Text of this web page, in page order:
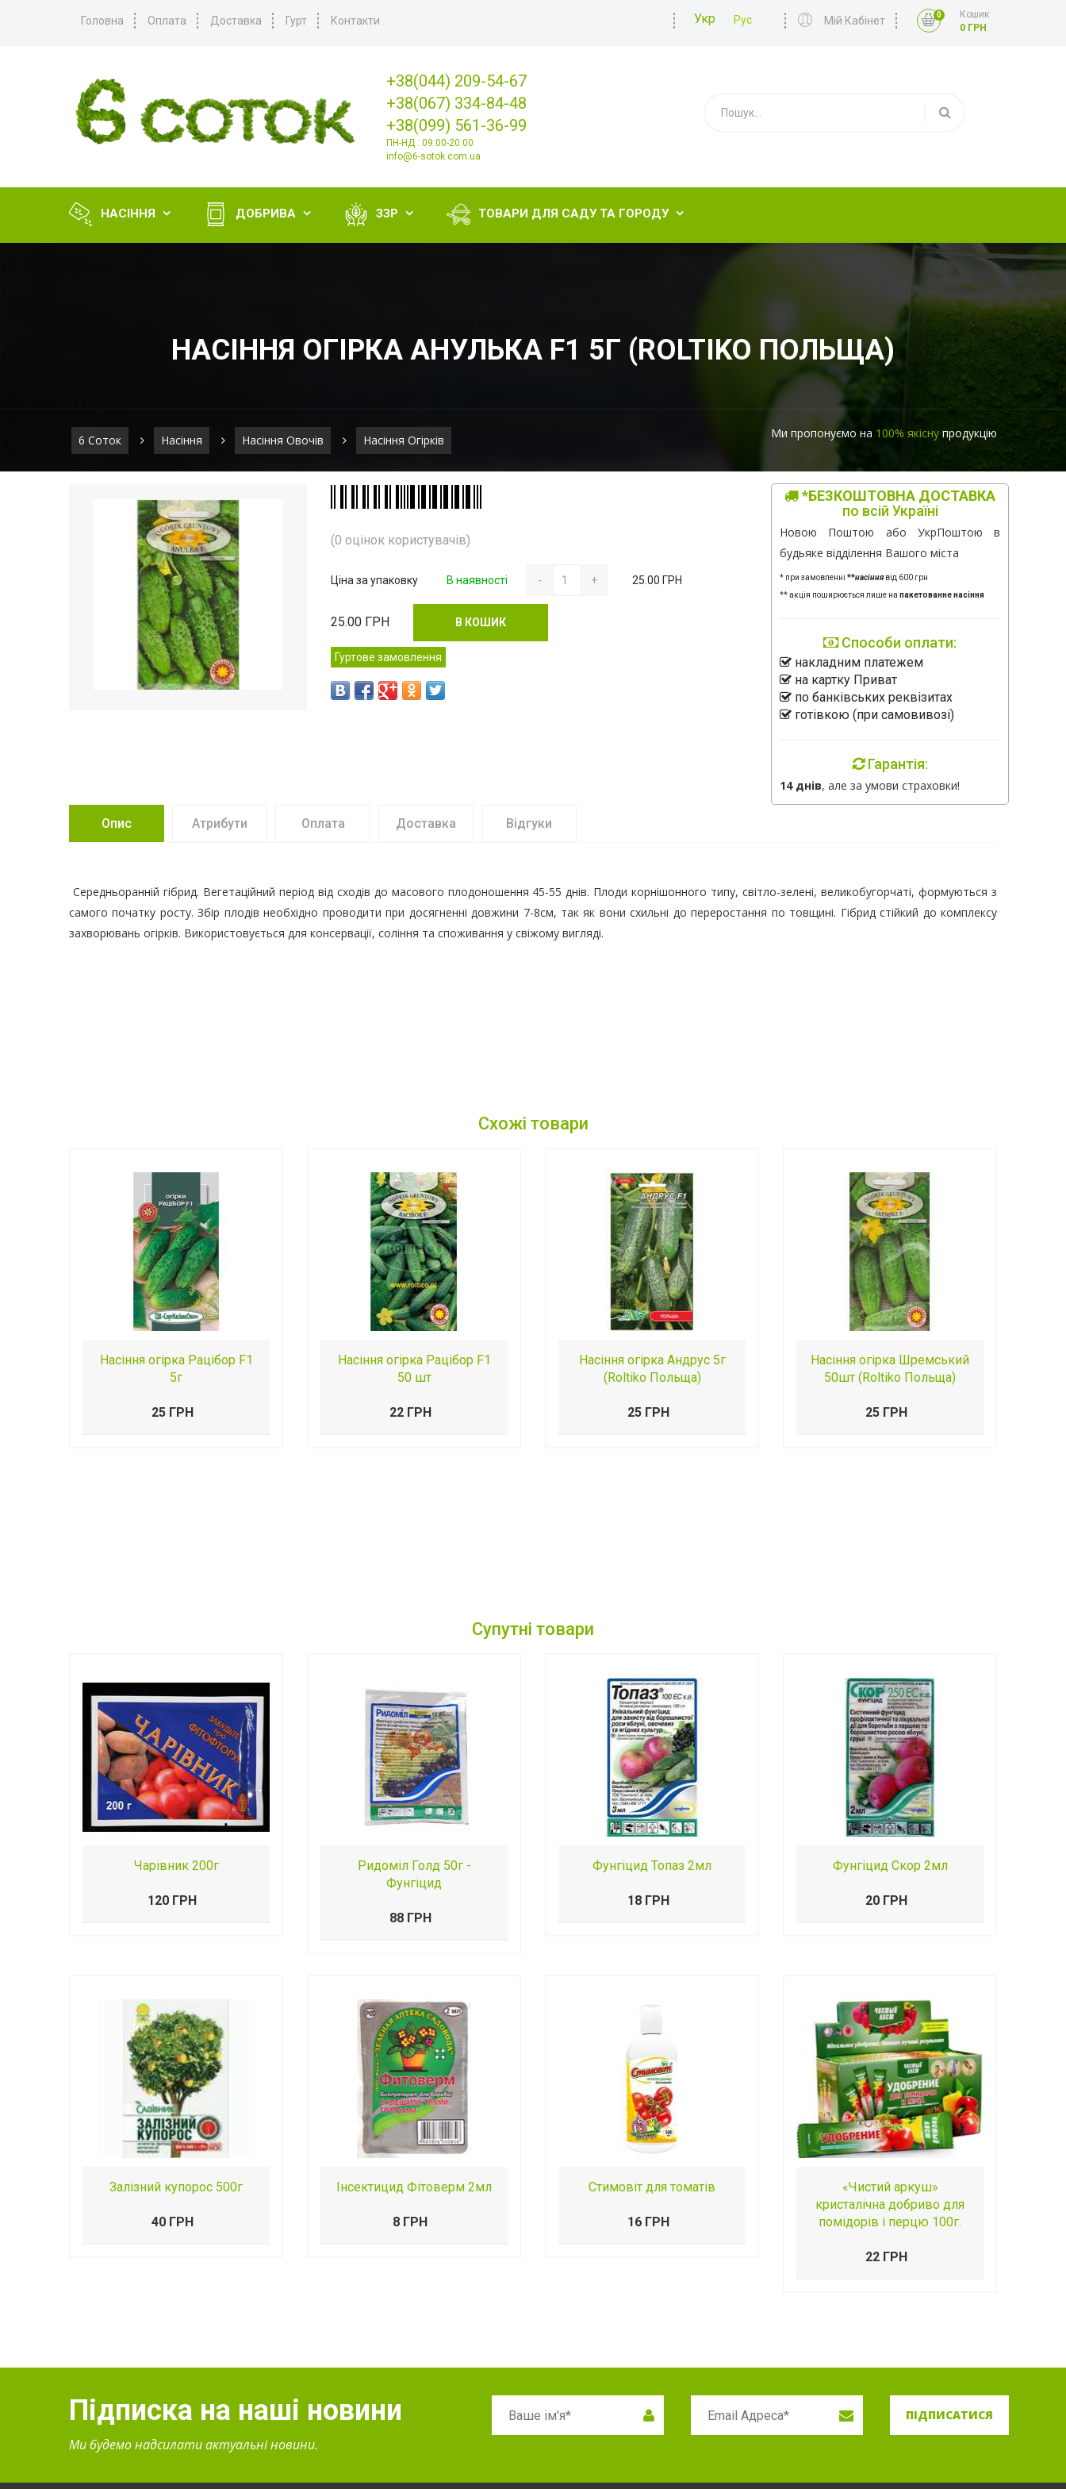
Головна Оплата Доставка Гурт Контакти Укр Рус Мій Кабінет 0
Кошик
0 ГРН
+38(044) 209-54-67
+38(067) 334-84-48
+38(099) 561-36-99
ПН-НД : 09:00-20:00
info@6-sotok.com.ua
НАСІННЯ  ДОБРИВА  ЗЗР  ТОВАРИ ДЛЯ САДУ ТА ГОРОДУ 
НАСІННЯ ОГІРКА АНУЛЬКА F1 5Г (ROLTIKO ПОЛЬЩА)
6 Соток Насіння Насіння Овочів Насіння Огірків Ми пропонуємо на 100% якісну продукцію
(0 оцінок користувачів)
Ціна за упаковку В наявності - + 25.00 ГРН
25.00 ГРН В КОШИК
Гуртове замовлення
*БЕЗКОШТОВНА ДОСТАВКА
по всій Україні
Новою Поштою або УкрПоштою в
будьяке відділення Вашого міста
* при замовленні **насіннявід 600 грн
** акція поширюється лише на пакетованне насіння
Способи оплати:
накладним платежем
на картку Приват
по банківських реквізитах
готівкою (при самовивозі)
Гарантія:
14 днів, але за умови страховки!
Опис Атрибути Оплата Доставка Відгуки
Середньоранній гібрид. Вегетаційний період від сходів до масового плодоношення 45-55 днів. Плоди корнішонного типу, світло-зелені, великобугорчаті, формуються з
самого початку росту. Збір плодів необхідно проводити при досягненні довжини 7-8см, так як вони схильні до переростання по товщині. Гібрид стійкий до комплексу
захворювань огірків. Використовується для консервації, соління та споживання у свіжому вигляді.
Схожі товари
Насіння огірка Рацібор F1
5г
25 ГРН
Насіння огірка Рацібор F1
50 шт
22 ГРН
Насіння огірка Андрус 5г
(Roltiko Польща)
25 ГРН
Насіння огірка Шремський
50шт (Roltiko Польща)
25 ГРН
Супутні товари
Чарівник 200г
120 ГРН
Ридоміл Голд 50г -
Фунгіцид
88 ГРН
Фунгіцид Топаз 2мл
18 ГРН
Фунгіцид Скор 2мл
20 ГРН
Залізний купорос 500г
40 ГРН
Інсектицид Фітоверм 2мл
8 ГРН
Стимовіт для томатів
16 ГРН
«Чистий аркуш»
кристалічна добриво для
помідорів і перцю 100г.
22 ГРН
Підписка на наші новини
Ми будемо надсилати актуальні новини.
ПІДПИСАТИСЯ